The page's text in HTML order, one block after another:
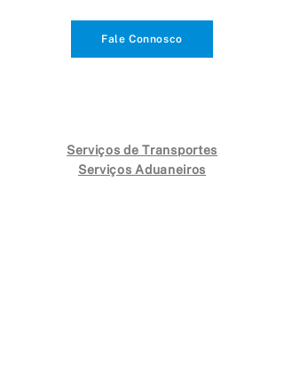
Fale Connosco
Serviços de Transportes
Serviços Aduaneiros